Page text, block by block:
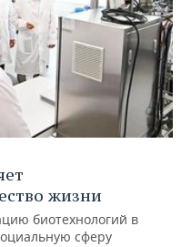
жизни
биотехнологий в
сферу